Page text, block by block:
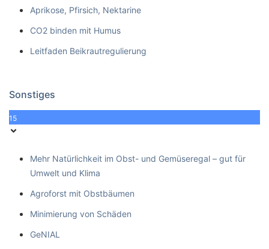
Aprikose, Pfirsich, Nektarine
CO2 binden mit Humus
Leitfaden Beikrautregulierung
Sonstiges
15
Mehr Natürlichkeit im Obst- und Gemüseregal – gut für
Umwelt und Klima
Agroforst mit Obstbäumen
Minimierung von Schäden
GeNIAL